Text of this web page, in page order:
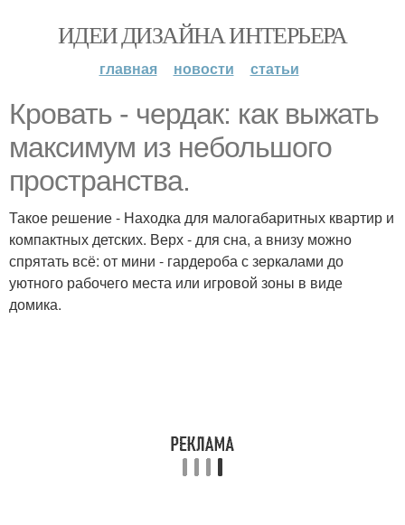
ИДЕИ ДИЗАЙНА ИНТЕРЬЕРА
главная новости статьи
Кровать - чердак: как выжать
максимум из небольшого
пространства.
Такое решение - Находка для малогабаритных квартир и
компактных детских. Верх - для сна, а внизу можно
спрятать всё: от мини - гардероба с зеркалами до
уютного рабочего места или игровой зоны в виде
домика.